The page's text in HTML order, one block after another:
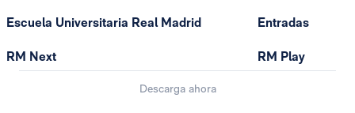
Escuela Universitaria Real Madrid
RM Next
Entradas
RM Play
Descarga ahora